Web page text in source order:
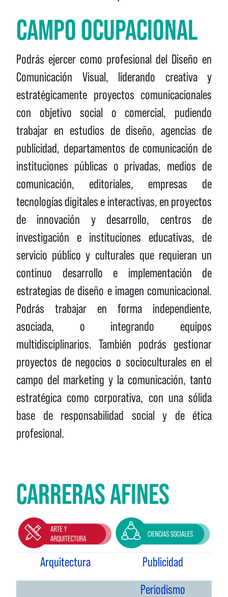
CAMPO OCUPACIONAL
Podrás ejercer como profesional del Diseño en
Comunicación Visual, liderando creativa y
estratégicamente proyectos comunicacionales
con objetivo social o comercial, pudiendo
trabajar en estudios de diseño, agencias de
publicidad, departamentos de comunicación de
instituciones públicas o privadas, medios de
comunicación, editoriales, empresas de
tecnologías digitales e interactivas, en proyectos
de innovación y desarrollo, centros de
investigación e instituciones educativas, de
servicio público y culturales que requieran un
continuo desarrollo e implementación de
estrategias de diseño e imagen comunicacional.
Podrás trabajar en forma independiente,
asociada, o integrando equipos
multidisciplinarios. También podrás gestionar
proyectos de negocios o socioculturales en el
campo del marketing y la comunicación, tanto
estratégica como corporativa, con una sólida
base de responsabilidad social y de ética
profesional.
CARRERAS AFINES
Arquitectura
Publicidad
Periodismo